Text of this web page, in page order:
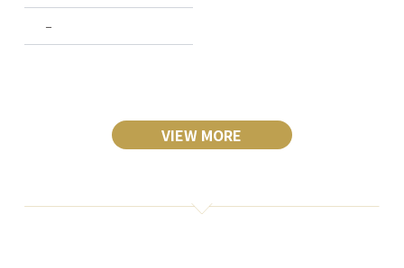
–
VIEW MORE